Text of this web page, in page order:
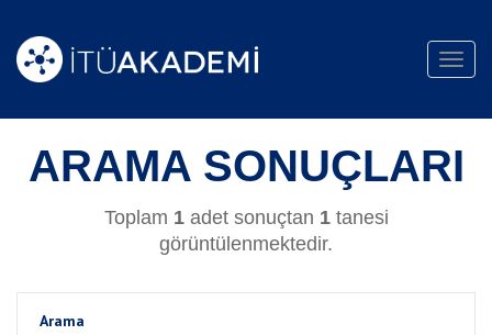
ARAMA SONUÇLARI
Toplam 1adet sonuçtan 1tanesi
görüntülenmektedir.
Arama